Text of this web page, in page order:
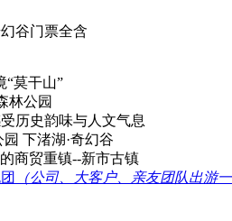
谷门票全含
“莫干山”
林公园
历史韵味与人文气息
下渚湖·奇幻谷
商贸重镇--新市古镇
（公司、大客户、亲友团队出游